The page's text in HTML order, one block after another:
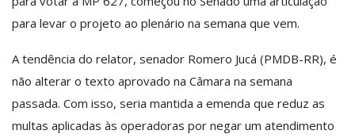
para levar o projeto ao plenário na semana que vem.
A tendência do relator, senador Romero Jucá (PMDB-RR), é
não alterar o texto aprovado na Câmara na semana
passada. Com isso, seria mantida a emenda que reduz as
multas aplicadas às operadoras por negar um atendimento